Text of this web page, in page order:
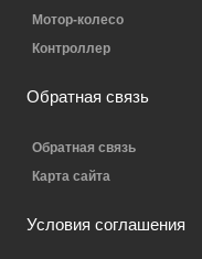
Мотор-колесо
Контроллер
Обратная связь
Обратная связь
Карта сайта
Условия соглашения